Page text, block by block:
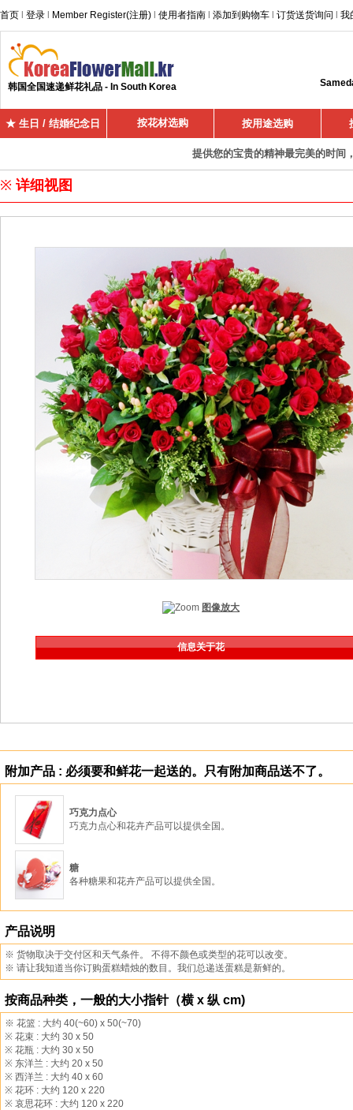
首页 登录 Member Register(注册) 使用者指南 添加到购物车 订货送货询问 我
韩国全国速递鲜花礼品 - In South Korea
★ 生日 / 结婚纪念日 按花材选购 按用途选购
提供您的宝贵的精神最完美的时间
※ 详细视图
图像放大
信息关于花
附加产品 : 必须要和鲜花一起送的。只有附加商品送不了。
巧克力点心
巧克力点心和花卉产品可以提供全国。
糖
各种糖果和花卉产品可以提供全国。
产品说明
※ 货物取决于交付区和天气条件。 不得不颜色或类型的花可以改变。
※ 请让我知道当你订购蛋糕蜡烛的数目。我们总递送蛋糕是新鲜的。
按商品种类，一般的大小指针（横 x 纵 cm)
※ 花篮 : 大约 40(~60) x 50(~70)
※ 花束 : 大约 30 x 50
※ 花瓶 : 大约 30 x 50
※ 东洋兰 : 大约 20 x 50
※ 西洋兰 : 大约 40 x 60
※ 花环 : 大约 120 x 220
※ 哀思花环 : 大约 120 x 220